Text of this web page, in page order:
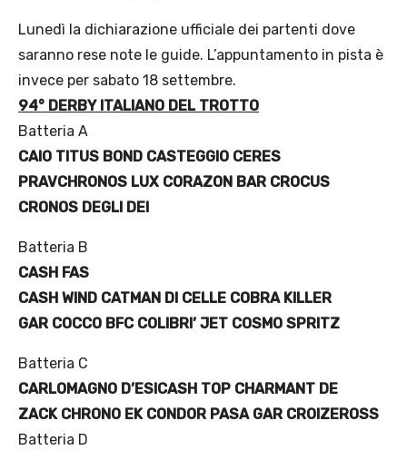
Lunedì la dichiarazione ufficiale dei partenti dove
saranno rese note le guide. L’appuntamento in pista è
invece per sabato 18 settembre.
94° DERBY ITALIANO DEL TROTTO
Batteria A
CAIO TITUS BOND CASTEGGIO CERES
PRAVCHRONOS LUX CORAZON BAR CROCUS
CRONOS DEGLI DEI
Batteria B
CASH FAS
CASH WIND CATMAN DI CELLE COBRA KILLER
GAR COCCO BFC COLIBRI’ JET COSMO SPRITZ
Batteria C
CARLOMAGNO D’ESICASH TOP CHARMANT DE
ZACK CHRONO EK CONDOR PASA GAR CROIZEROSS
Batteria D